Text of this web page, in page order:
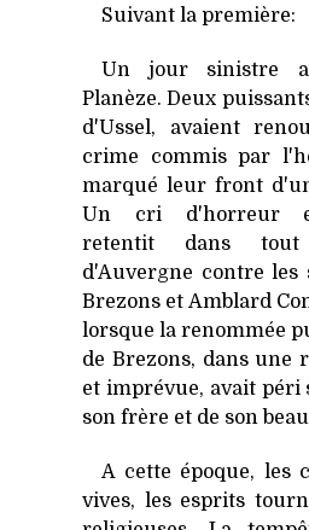
Suivant la première:
Un jour sinistre
Planèze. Deux
d'Ussel, avaient
crime commis par
marqué leur front
Un cri d'horreur
retentit dans
d'Auvergne contre les
Brezons et Amblard
lorsque la renommée
de Brezons, dans une
et imprévue, avait péri
son frère et de son
A cette époque, les
vives, les esprits